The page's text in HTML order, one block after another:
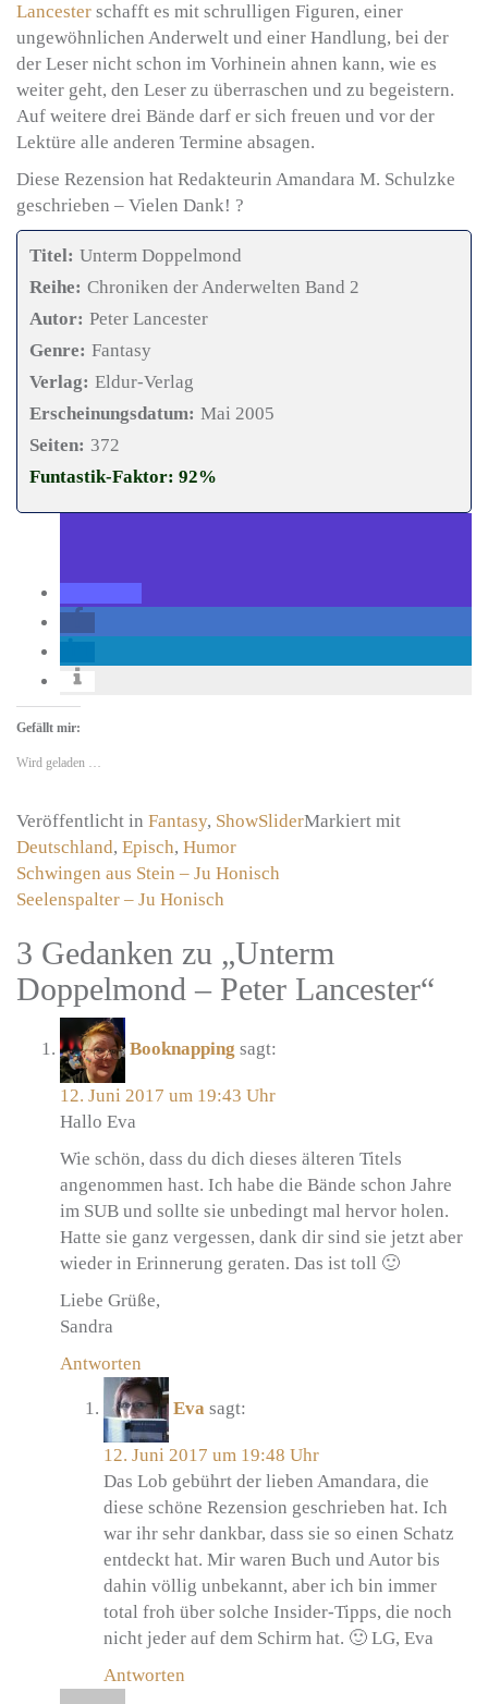
Lancester schafft es mit schrulligen Figuren, einer
ungewöhnlichen Anderwelt und einer Handlung, bei der
der Leser nicht schon im Vorhinein ahnen kann, wie es
weiter geht, den Leser zu überraschen und zu begeistern.
Auf weitere drei Bände darf er sich freuen und vor der
Lektüre alle anderen Termine absagen.
Diese Rezension hat Redakteurin Amandara M. Schulzke
geschrieben – Vielen Dank! ?
Titel: Unterm Doppelmond
Reihe: Chroniken der Anderwelten Band 2
Autor: Peter Lancester
Genre: Fantasy
Verlag: Eldur-Verlag
Erscheinungsdatum: Mai 2005
Seiten: 372
Funtastik-Faktor: 92%
Gefällt mir:
Wird geladen …
Veröffentlicht in Fantasy, ShowSliderMarkiert mit
Deutschland, Episch, Humor
Beitragsnavigation
Schwingen aus Stein – Ju Honisch
Seelenspalter – Ju Honisch
3 Gedanken zu „Unterm
Doppelmond – Peter Lancester“
Booknapping sagt:
12. Juni 2017 um 19:43 Uhr
Hallo Eva
Wie schön, dass du dich dieses älteren Titels
angenommen hast. Ich habe die Bände schon Jahre
im SUB und sollte sie unbedingt mal hervor holen.
Hatte sie ganz vergessen, dank dir sind sie jetzt aber
wieder in Erinnerung geraten. Das ist toll 🙂
Liebe Grüße,
Sandra
Antworten
Eva sagt:
12. Juni 2017 um 19:48 Uhr
Das Lob gebührt der lieben Amandara, die
diese schöne Rezension geschrieben hat. Ich
war ihr sehr dankbar, dass sie so einen Schatz
entdeckt hat. Mir waren Buch und Autor bis
dahin völlig unbekannt, aber ich bin immer
total froh über solche Insider-Tipps, die noch
nicht jeder auf dem Schirm hat. 🙂 LG, Eva
Antworten